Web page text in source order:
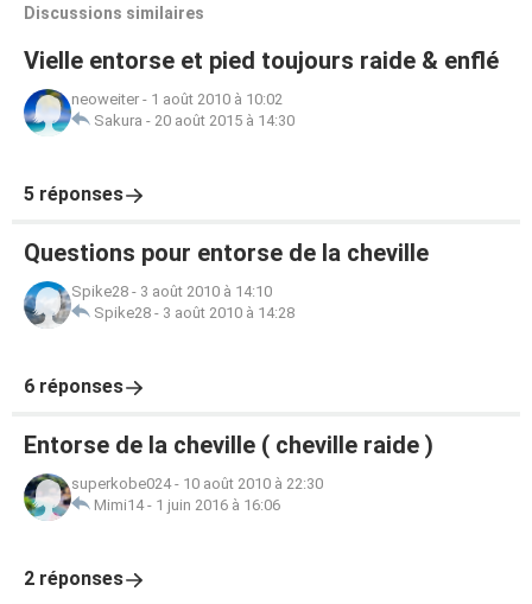
Discussions similaires
Vielle entorse et pied toujours raide & enflé
neoweiter - 1 août 2010 à 10:02
Sakura - 20 août 2015 à 14:30
5 réponses
Questions pour entorse de la cheville
Spike28 - 3 août 2010 à 14:10
Spike28 - 3 août 2010 à 14:28
6 réponses
Entorse de la cheville ( cheville raide )
superkobe024- 10 août 2010 à 22:30
Mimi14- 1 juin 2016 à 16:06
2 réponses